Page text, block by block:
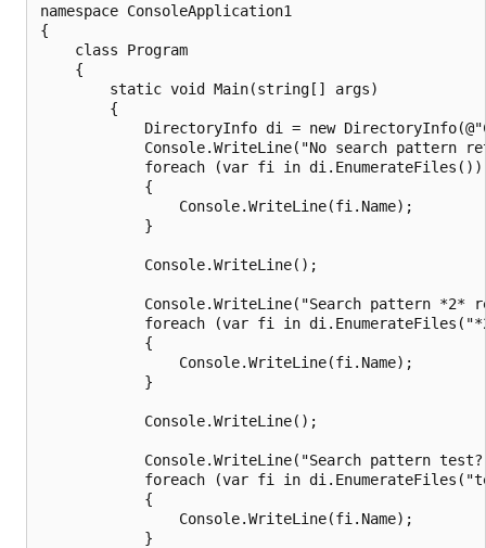
namespace ConsoleApplication1
{
    class Program
    {
        static void Main(string[] args)
        {
DirectoryInfo di = new
Console.WriteLine("No search pattern
            foreach (var fi in di.EnumerateFiles())
            {
                Console.WriteLine(fi.Name);
            }
            Console.WriteLine();
Console.WriteLine("Search pattern *2*
foreach (var fi in
            {
                Console.WriteLine(fi.Name);
            }
            Console.WriteLine();
Console.WriteLine("Search pattern
foreach (var fi in
            {
                Console.WriteLine(fi.Name);
            }